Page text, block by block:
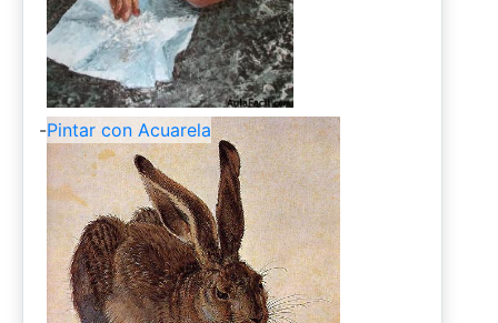
-Pintar con Acuarela